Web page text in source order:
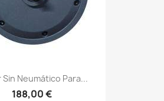
Neumático Para...
188,00 €